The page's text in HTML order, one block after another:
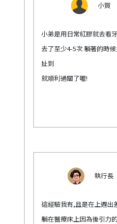
小賀
小弟是用日常紅膠就去看
去了至少4-5次 躺著的時
扯到
就順利過關了喔!
執行長
這經驗我有,且是在上週出
躺在醫療床上因為後引力